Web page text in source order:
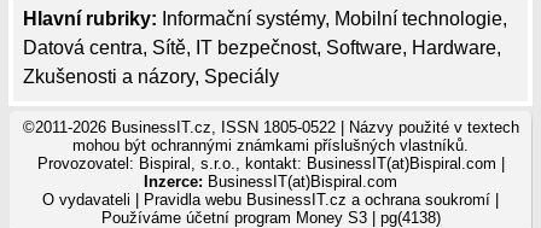
Hlavní rubriky: Informační systémy, Mobilní technologie,
Datová centra, Sítě, IT bezpečnost, Software, Hardware,
Zkušenosti a názory, Speciály
©2011-2026 BusinessIT.cz, ISSN 1805-0522 | Názvy použité v textech
mohou být ochrannými známkami příslušných vlastníků.
Provozovatel: Bispiral, s.r.o., kontakt: BusinessIT(at)Bispiral.com |
Inzerce: BusinessIT(at)Bispiral.com
O vydavateli
Pravidla webu BusinessIT.cz a ochrana soukromí
Používáme účetní program Money S3| pg(4138)